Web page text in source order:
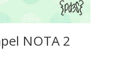
NOTA 2